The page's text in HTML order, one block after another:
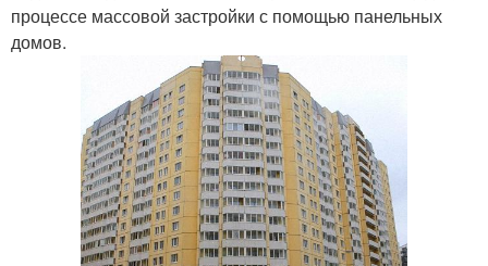
процессе массовой застройки с помощью панельных
домов.